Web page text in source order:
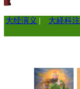
大经演义 | 大経科注